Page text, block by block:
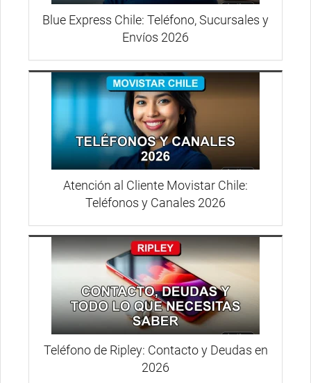
Blue Express Chile: Teléfono, Sucursales y
Envíos 2026
Atención al Cliente Movistar Chile:
Teléfonos y Canales 2026
Teléfono de Ripley: Contacto y Deudas en
2026